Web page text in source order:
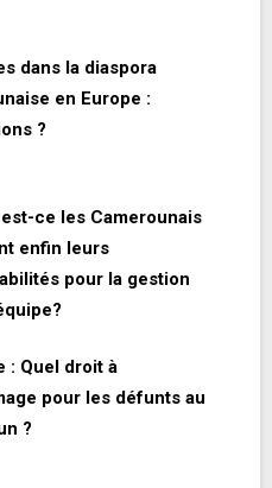
dans la diaspora
en Europe :
?
ce les Camerounais
enfin leurs
pour la gestion
: Quel droit à
pour les défunts au
?